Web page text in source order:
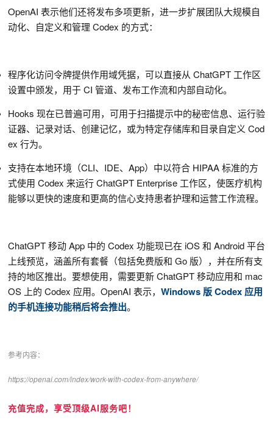
OpenAI 表示他们还将发布多项更新，进一步扩展团队大规模自
动化、自定义和管理 Codex 的方式：
程序化访问令牌提供作用域凭据，可以直接从 ChatGPT 工作区
设置中颁发，用于 CI 管道、发布工作流和内部自动化。
Hooks 现在已普遍可用，可用于扫描提示中的秘密信息、运行验
证器、记录对话、创建记忆，或为特定存储库和目录自定义 Cod
ex 行为。
支持在本地环境（CLI、IDE、App）中以符合 HIPAA 标准的方
式使用 Codex 来运行 ChatGPT Enterprise 工作区，使医疗机构
能够以更快的速度和更高的信心支持患者护理和运营工作流程。
ChatGPT 移动 App 中的 Codex 功能现已在 iOS 和 Android 平台
上线预览，涵盖所有套餐（包括免费版和 Go 版），并在所有支
持的地区推出。要想使用，需要更新 ChatGPT 移动应用和 mac
OS 上的 Codex 应用。OpenAI 表示， Windows 版 Codex 应用
的手机连接功能稍后将会推出。
参考内容：
https://openai.com/index/work-with-codex-from-anywhere/
充值完成，享受顶级AI服务吧！